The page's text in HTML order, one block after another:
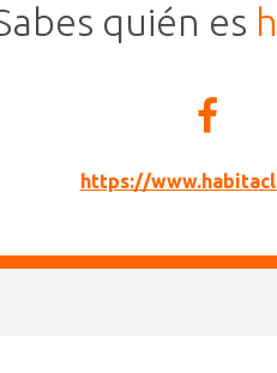
quién es
https://